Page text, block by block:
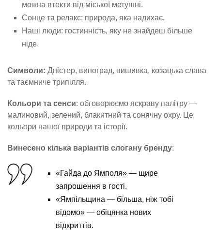
можна втекти від міської метушні.
Сонце та релакс: природа, яка надихає.
Наші люди: гостинність, яку не знайдеш більше
ніде.
Символи: Дністер, виноград, вишивка, козацька слава
та таємниче трипілля.
Кольори та сенси: обговорюємо яскраву палітру —
малиновий, зелений, блакитний та сонячну охру. Це
кольори нашої природи та історії.
Винесено кілька варіантів слогану бренду:
«Гайда до Ямполя» — щире
запрошення в гості.
«Ямпільщина — більша, ніж тобі
відомо» — обіцянка нових
відкриттів.